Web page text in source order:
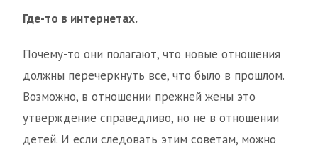
Где-то в интернетах.
Почему-то они полагают, что новые отношения
должны перечеркнуть все, что было в прошлом.
Возможно, в отношении прежней жены это
утверждение справедливо, но не в отношении
детей. И если следовать этим советам, можно